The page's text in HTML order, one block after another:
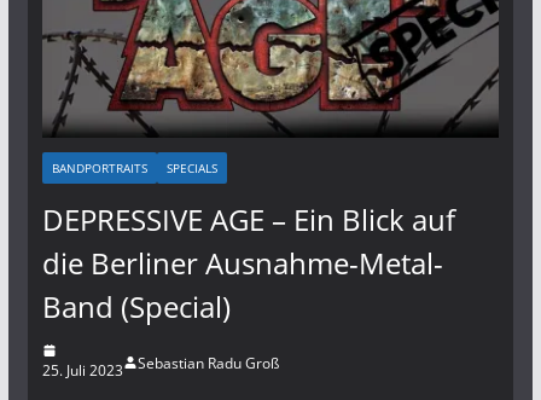
BANDPORTRAITS SPECIALS
DEPRESSIVE AGE – Ein Blick auf
die Berliner Ausnahme-Metal-
Band (Special)
25. Juli 2023 Sebastian Radu Groß